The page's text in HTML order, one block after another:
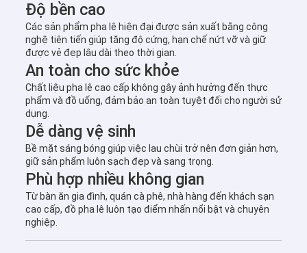
Độ bền cao
Các sản phẩm pha lê hiện đại được sản xuất bằng công
nghệ tiên tiến giúp tăng độ cứng, hạn chế nứt vỡ và giữ
được vẻ đẹp lâu dài theo thời gian.
An toàn cho sức khỏe
Chất liệu pha lê cao cấp không gây ảnh hưởng đến thực
phẩm và đồ uống, đảm bảo an toàn tuyệt đối cho người sử
dụng.
Dễ dàng vệ sinh
Bề mặt sáng bóng giúp việc lau chùi trở nên đơn giản hơn,
giữ sản phẩm luôn sạch đẹp và sang trọng.
Phù hợp nhiều không gian
Từ bàn ăn gia đình, quán cà phê, nhà hàng đến khách sạn
cao cấp, đồ pha lê luôn tạo điểm nhấn nổi bật và chuyên
nghiệp.